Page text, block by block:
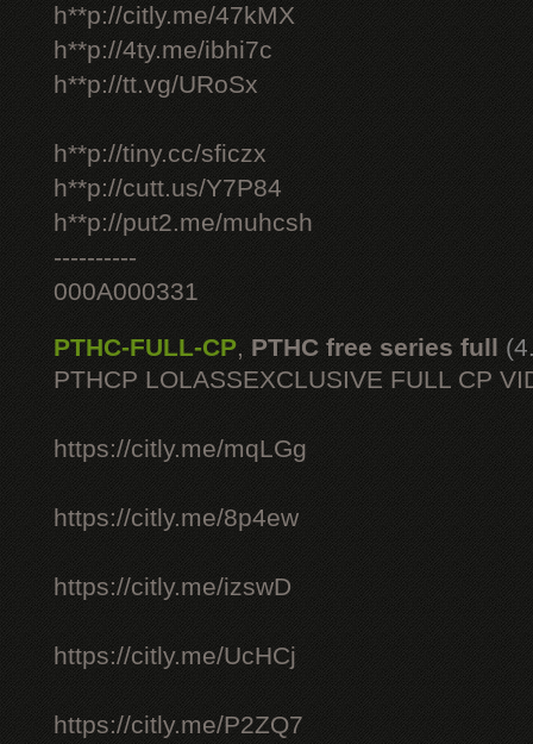
h**p://citly.me/47kMX
h**p://4ty.me/ibhi7c
h**p://tt.vg/URoSx
h**p://tiny.cc/sficzx
h**p://cutt.us/Y7P84
h**p://put2.me/muhcsh
----------
000A000331
PTHC-FULL-CP, PTHC free series full
PTHCP LOLASSEXCLUSIVE FULL CP
https://citly.me/mqLGg
https://citly.me/8p4ew
https://citly.me/izswD
https://citly.me/UcHCj
https://citly.me/P2ZQ7